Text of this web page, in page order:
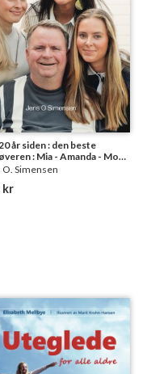
år siden : den beste
: Mia - Amanda - Mona
Enerly
O. Simensen
kr